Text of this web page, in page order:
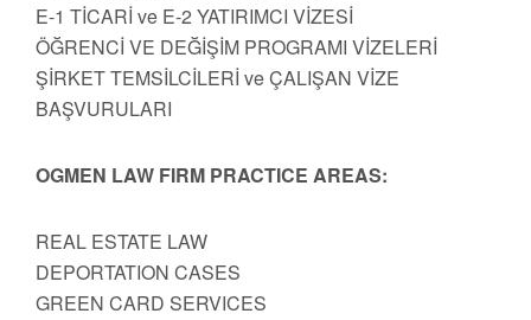
E-1 TİCARİ ve E-2 YATIRIMCI VİZESİ
ÖĞRENCİ VE DEĞİŞİM PROGRAMI VİZELERİ
ŞİRKET TEMSİLCİLERİ ve ÇALIŞAN VİZE
BAŞVURULARI
OGMEN LAW FIRM PRACTICE AREAS:
REAL ESTATE LAW
DEPORTATION CASES
GREEN CARD SERVICES